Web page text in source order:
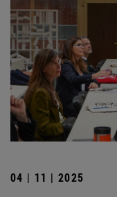
04 | 11 | 2025